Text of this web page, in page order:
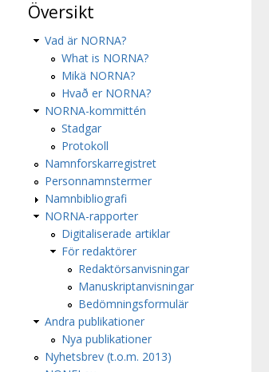
Översikt
Vad är NORNA?
What is NORNA?
Mikä NORNA?
Hvað er NORNA?
NORNA-kommittén
Stadgar
Protokoll
Namnforskarregistret
Personnamnstermer
Namnbibliografi
NORNA-rapporter
Digitaliserade artiklar
För redaktörer
Redaktörsanvisningar
Manuskriptanvisningar
Bedömningsformulär
Andra publikationer
Nya publikationer
Nyhetsbrev (t.o.m. 2013)